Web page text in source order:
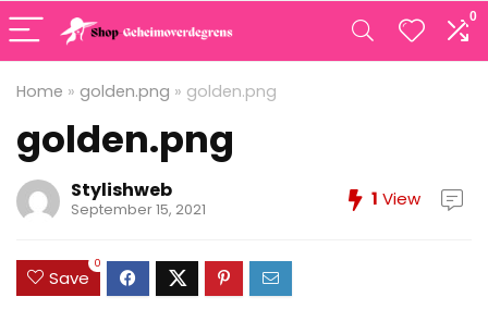
0
Home » golden.png » golden.png
golden.png
Stylishweb
September 15, 2021 1 View
Save
0